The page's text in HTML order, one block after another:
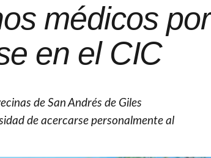
médicos por
en el CIC
de San Andrés de Giles
de acercarse personalmente al